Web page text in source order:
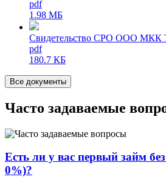
pdf
1.98 МБ
Свидетельство СРО ООО МКК
pdf
180.7 КБ
Все документы
Часто задаваемые
Есть ли у вас первый займ
0%)?